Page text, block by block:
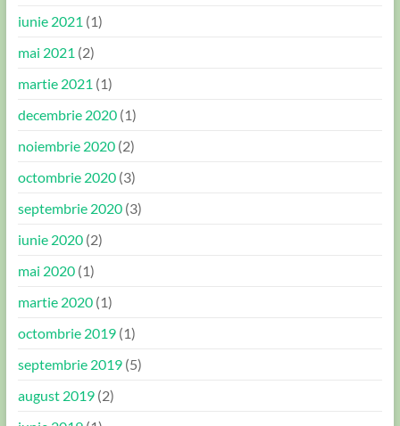
iunie 2021 (1)
mai 2021 (2)
martie 2021 (1)
decembrie 2020(1)
noiembrie 2020(2)
octombrie 2020(3)
septembrie 2020(3)
iunie 2020(2)
mai 2020(1)
martie 2020(1)
octombrie 2019(1)
septembrie 2019(5)
august 2019(2)